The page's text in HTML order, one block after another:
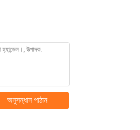
অনুসন্ধান পাঠান